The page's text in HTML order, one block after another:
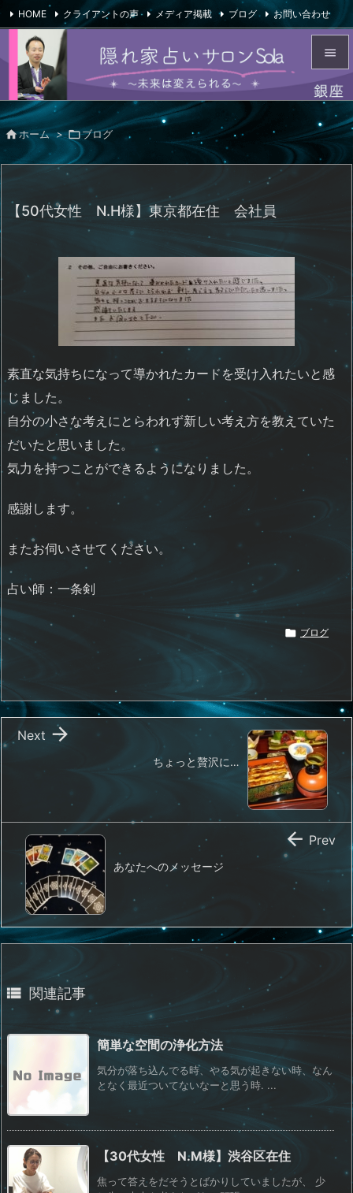


メニュ

サイド

HOME クライアントの声 メディア掲載 ブログ お問い合わせ
会社概要
ホーム > ブログ
【50代女性 N.H様】東京都在住 会社員
素直な気持ちになって導かれたカードを受け入れたいと感
じました。
自分の小さな考えにとらわれず新しい考え方を教えていた
だいたと思いました。
気力を持つことができるようになりました。
感謝します。
またお伺いさせてください。
占い師：一条剣
 ブログ
ちょっと贅沢に…

Next
あなたへのメッセージ
 Prev
 関連記事
簡単な空間の浄化方法
気分が落ち込んでる時、やる気が起きない時、なん
となく最近ついてないなーと思う時. ...
【30代女性 N.M様】渋谷区在住
焦って答えをだそうとばかりしていましたが、 少